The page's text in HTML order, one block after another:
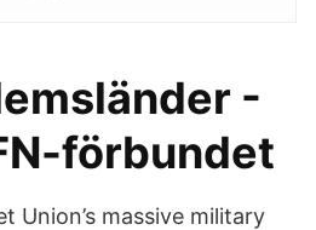
-
förbundet
Union’s massive military